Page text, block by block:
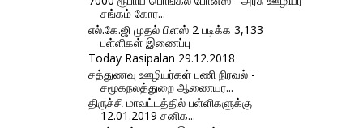
சங்கம் கோர...
எல்.கே.ஜி முதல் பிளஸ் 2 படிக்க 3,133
பள்ளிகள் இணைப்பு
Today Rasipalan 29.12.2018
சத்துணவு ஊழியர்கள் பணி நிரவல் -
சமூகநலத்துறை ஆணையர...
திருச்சி மாவட்டத்தில் பள்ளிகளுக்கு
12.01.2019 சனிக...